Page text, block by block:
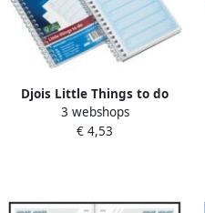
Djois Little Things to do
Atlanta recycled
145x110mm 100 vel blauw
3 webshops
€ 4,53